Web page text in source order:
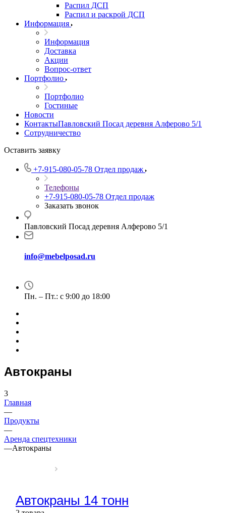
Распил ДСП
Распил и раскрой ДСП
Информация
Информация
Доставка
Акции
Вопрос-ответ
Портфолио
Портфолио
Гостиные
Новости
КонтактыПавловский Посад деревня Алферово 5/1
Сотрудничество
Оставить заявку
+7-915-080-05-78 Отдел продаж
Телефоны
+7-915-080-05-78 Отдел продаж
Заказать звонок
Павловский Посад деревня Алферово 5/1
info@mebelposad.ru
Пн. – Пт.: с 9:00 до 18:00
Автокраны
3
Главная
—
Продукты
—
Аренда спецтехники
—Автокраны
Автокраны 14 тонн